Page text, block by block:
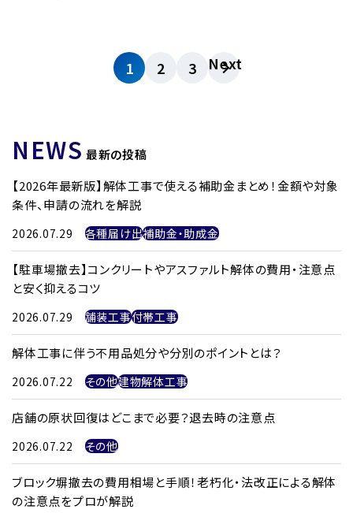
1 2 3 Next
NEWS 最新の投稿
【2026年最新版】解体工事で使える補助金まとめ！金額や対象
条件、申請の流れを解説
2026.07.29 各種届け出補助金・助成金
【駐車場撤去】コンクリートやアスファルト解体の費用・注意点
と安く抑えるコツ
2026.07.29 舗装工事付帯工事
解体工事に伴う不用品処分や分別のポイントとは？
2026.07.22 その他建物解体工事
店舗の原状回復はどこまで必要？退去時の注意点
2026.07.22 その他
ブロック塀撤去の費用相場と手順！老朽化・法改正による解体
の注意点をプロが解説